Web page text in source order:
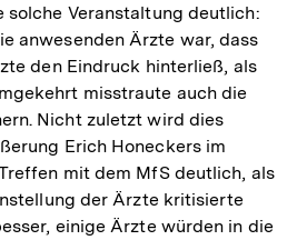
solche Veranstaltung deutlich:
anwesenden Ärzte war, dass
den Eindruck hinterließ, als
misstraute auch die
Nicht zuletzt wird dies
Erich Honeckers im
mit dem MfS deutlich, als
der Ärzte kritisierte
einige Ärzte würden in die